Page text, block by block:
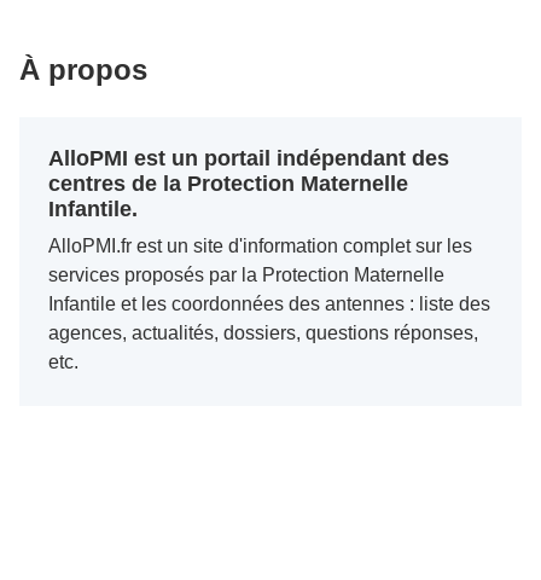
À propos
AlloPMI est un portail indépendant des
centres de la Protection Maternelle
Infantile.
AlloPMI.fr est un site d'information complet sur les
services proposés par la Protection Maternelle
Infantile et les coordonnées des antennes : liste des
agences, actualités, dossiers, questions réponses,
etc.